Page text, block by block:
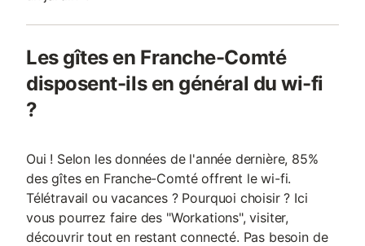
Les gîtes en Franche-Comté
disposent-ils en général du wi-fi
?
Oui ! Selon les données de l'année dernière, 85%
des gîtes en Franche-Comté offrent le wi-fi.
Télétravail ou vacances ? Pourquoi choisir ? Ici
vous pourrez faire des "Workations", visiter,
découvrir tout en restant connecté. Pas besoin de